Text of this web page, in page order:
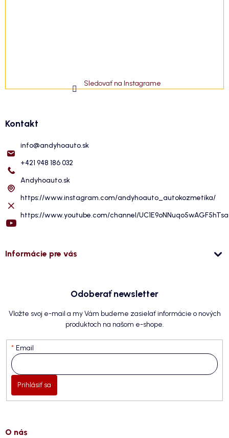
Sledovať na Instagrame
Kontakt
info@andyhoauto.sk
+421 948 186 032
Andyhoauto.sk
https://www.instagram.com/andyhoauto_autokozmetika/
https://www.youtube.com/channel/
Informácie pre vás
Odoberať newsletter
Vložte svoj e-mail a my Vám budeme zasielať informácie o nových
produktoch na našom e-shope.
Email
Prihlásiť sa
O nás